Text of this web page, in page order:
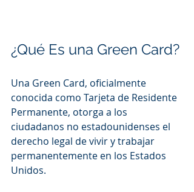
¿Qué Es una Green Card?
Una Green Card, oficialmente
conocida como Tarjeta de Residente
Permanente, otorga a los
ciudadanos no estadounidenses el
derecho legal de vivir y trabajar
permanentemente en los Estados
Unidos.